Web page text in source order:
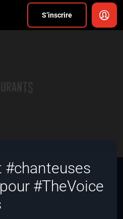
S’inscrire
#chanteuses
#TheVoice